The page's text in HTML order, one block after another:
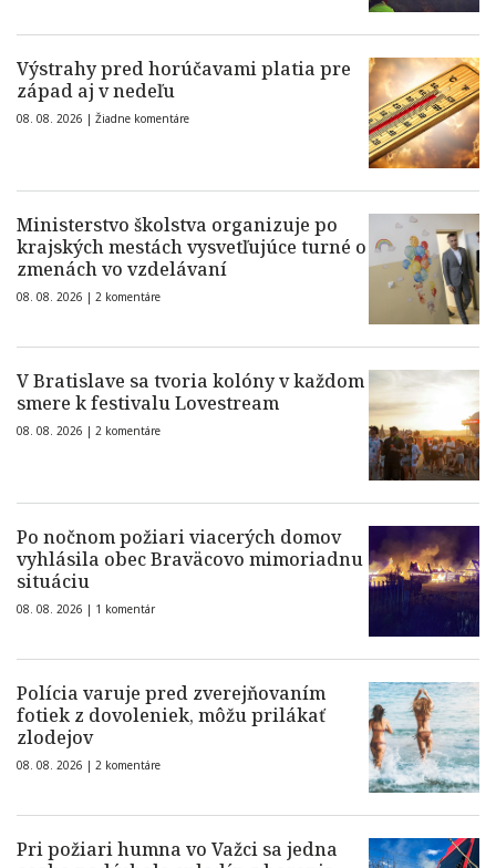
Výstrahy pred horúčavami platia pre
západ aj v nedeľu
08. 08. 2026 | Žiadne komentáre
Ministerstvo školstva organizuje po
krajských mestách vysvetľujúce turné o
zmenách vo vzdelávaní
08. 08. 2026 | 2 komentáre
V Bratislave sa tvoria kolóny v každom
smere k festivalu Lovestream
08. 08. 2026 | 2 komentáre
Po nočnom požiari viacerých domov
vyhlásila obec Braväcovo mimoriadnu
situáciu
08. 08. 2026 | 1 komentár
Polícia varuje pred zverejňovaním
fotiek z dovoleniek, môžu prilákať
zlodejov
08. 08. 2026 | 2 komentáre
Pri požiari humna vo Važci sa jedna